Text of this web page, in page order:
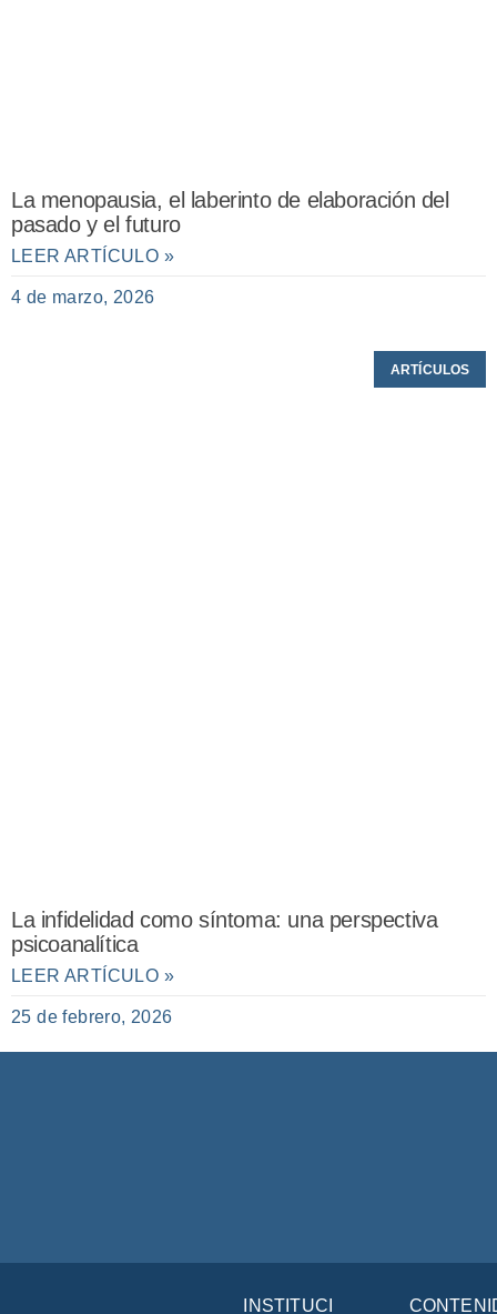
La menopausia, el laberinto de elaboración del
pasado y el futuro
LEER ARTÍCULO »
4 de marzo, 2026
ARTÍCULOS
La infidelidad como síntoma: una perspectiva
psicoanalítica
LEER ARTÍCULO »
25 de febrero, 2026
INSTITUCIÓN